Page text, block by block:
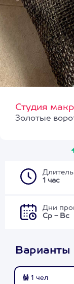
Студия
Золотые
1 час
Дни
Ср - Вс
Варианты
1 чел